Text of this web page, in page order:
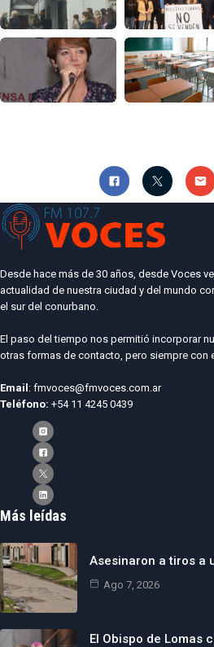
Desde hace más de 30 años, desde Voces
actualidad de nuestra ciudad y del mundo
el sur del conurbano.
El paso del tiempo nos permitió incorporar
otras formas de contacto, pero siempre con
Email : fmvoces@fmvoces.com.ar
Teléfono: +54 11 4245 0439
Más leídas
Asesinaron a tiros a
Ago 7, 2026
El Obispo de Lomas